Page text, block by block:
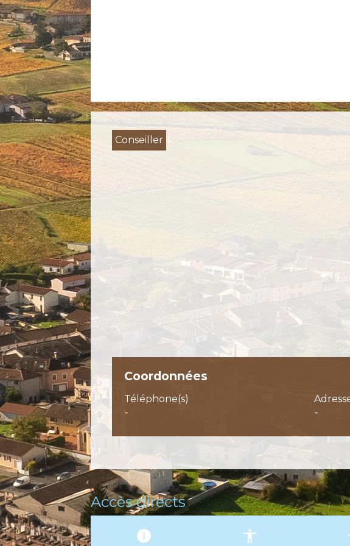
Conseiller
Coordonnées
Téléphone(s)
- -
Accès directs
info accessibility